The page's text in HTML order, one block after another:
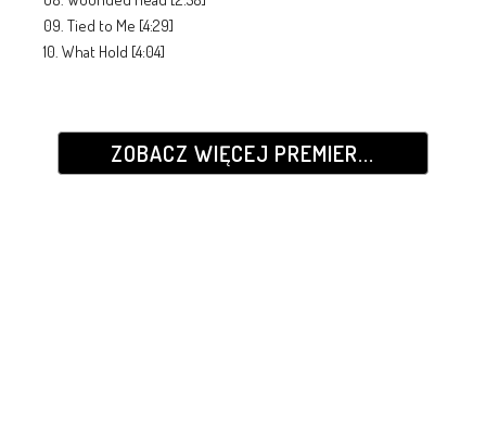
09. Tied to Me [4:29]
10. What Hold [4:04]
ZOBACZ WIĘCEJ PREMIER...